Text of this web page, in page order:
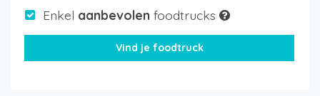
Enkel aanbevolen foodtrucks